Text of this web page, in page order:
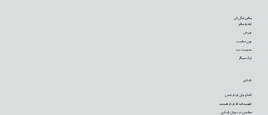
بارداری
اقدام برای باردار شدن
فهمیده‌اید که باردار هستید
سلامتی در دوران بارداری
سالم زندگی کن
تغذیه سالم
ورزش
وزن مناسب
مدیریت درد
ترک سیگار